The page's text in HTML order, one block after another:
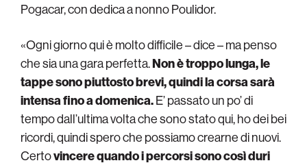
Pogacar, con dedica a nonno Poulidor.
«Ogni giorno qui è molto difficile – dice – ma penso
che sia una gara perfetta.Non è troppo lunga, le
tappe sono piuttosto brevi, quindi la corsa sarà
intensa fino a domenica.E’ passato un po’ di
tempo dall’ultima volta che sono stato qui, ho dei bei
ricordi, quindi spero che possiamo crearne di nuovi.
Certovincere quando i percorsi sono così duri